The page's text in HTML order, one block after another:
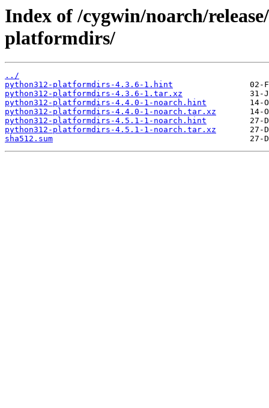
Index of /cygwin/noarch/
platformdirs/
../
python312-platformdirs-4.3.6-1.hint
python312-platformdirs-4.3.6-1.tar.xz
python312-platformdirs-4.4.0-1-noarch.hint
python312-platformdirs-4.4.0-1-noarch.tar.xz
python312-platformdirs-4.5.1-1-noarch.hint
python312-platformdirs-4.5.1-1-noarch.tar.xz
sha512.sum